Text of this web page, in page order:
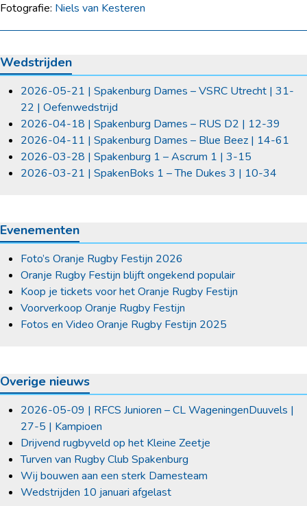
Fotografie: Niels van Kesteren
Wedstrijden
2026-05-21 | Spakenburg Dames – VSRC Utrecht | 31-
22 | Oefenwedstrijd
2026-04-18 | Spakenburg Dames – RUS D2 | 12-39
2026-04-11 | Spakenburg Dames – Blue Beez | 14-61
2026-03-28 | Spakenburg 1 – Ascrum 1 | 3-15
2026-03-21 | SpakenBoks 1 – The Dukes 3 | 10-34
Evenementen
Foto’s Oranje Rugby Festijn 2026
Oranje Rugby Festijn blijft ongekend populair
Koop je tickets voor het Oranje Rugby Festijn
Voorverkoop Oranje Rugby Festijn
Fotos en Video Oranje Rugby Festijn 2025
Overige nieuws
2026-05-09 | RFCS Junioren – CL WageningenDuuvels |
27-5 | Kampioen
Drijvend rugbyveld op het Kleine Zeetje
Turven van Rugby Club Spakenburg
Wij bouwen aan een sterk Damesteam
Wedstrijden 10 januari afgelast